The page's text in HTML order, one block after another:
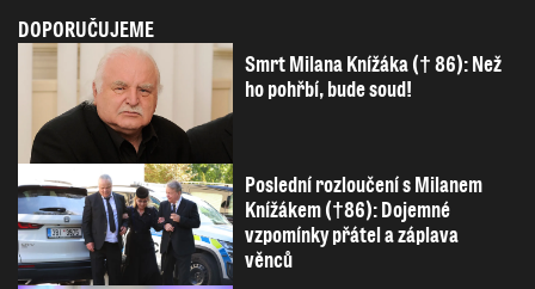
DOPORUČUJEME
Smrt Milana Knížáka († 86): Než
ho pohřbí, bude soud!
Poslední rozloučení s Milanem
Knížákem (†86): Dojemné
vzpomínky přátel a záplava
věnců